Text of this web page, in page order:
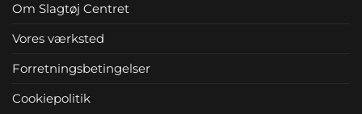
Om Slagtøj Centret
Vores værksted
Forretningsbetingelser
Cookiepolitik